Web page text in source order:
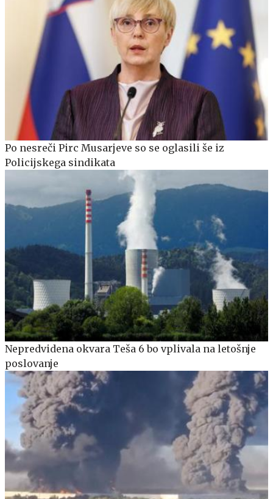
Po nesreči Pirc Musarjeve so se oglasili še iz
Policijskega sindikata
Nepredvidena okvara Teša 6 bo vplivala na letošnje
poslovanje